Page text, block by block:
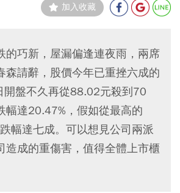
加入收藏
的巧新，屋漏偏逢連夜雨，兩席
森請辭，股價今年已重挫六成的
開盤不久再從88.02元殺到70
幅達20.47%，假如從最高的
幅達七成。可以想見公司兩派
造成的重傷害，值得全體上市櫃